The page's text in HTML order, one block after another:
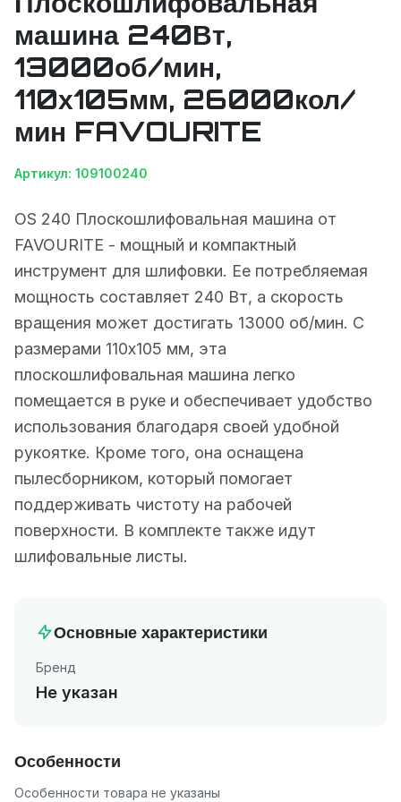
машина 240Вт,
13000об/мин,
110х105мм, 26000кол/
мин FAVOURITE
Артикул: 109100240
OS 240 Плоскошлифовальная машина от
FAVOURITE - мощный и компактный
инструмент для шлифовки. Ее потребляемая
мощность составляет 240 Вт, а скорость
вращения может достигать 13000 об/мин. С
размерами 110х105 мм, эта
плоскошлифовальная машина легко
помещается в руке и обеспечивает удобство
использования благодаря своей удобной
рукоятке. Кроме того, она оснащена
пылесборником, который помогает
поддерживать чистоту на рабочей
поверхности. В комплекте также идут
шлифовальные листы.
Основные характеристики
Бренд
Не указан
Особенности
Особенности товара не указаны